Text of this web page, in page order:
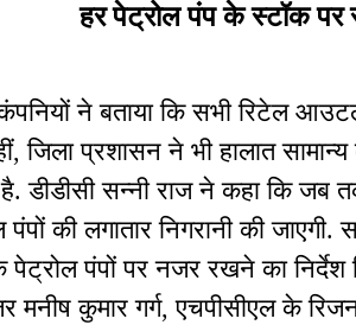
हर पेट्रोल पंप के स्टॉक पर
ने बताया कि सभी रिटेल
जिला प्रशासन ने भी हालात
डीडीसी सन्नी राज ने कहा कि जब
पंपों की लगातार निगरानी की
पंपों पर नजर रखने का निर्देश
मनीष कुमार गर्ग, एचपीसीएल के